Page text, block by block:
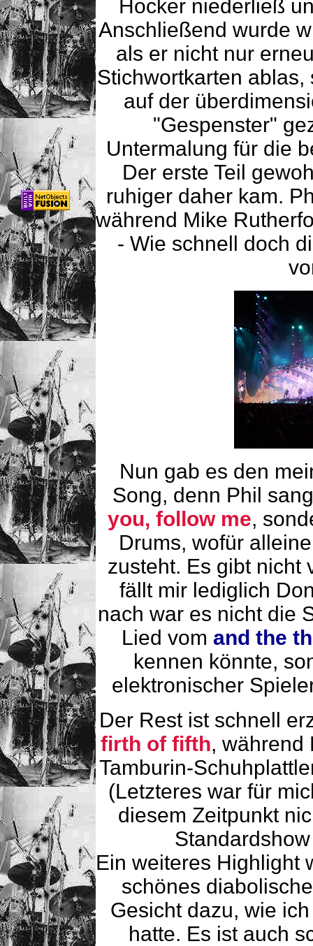
Hocker niederließ
Anschließend wurde
als er nicht nur
Stichwortkarten
auf der
"Gespenster"
Untermalung für die
Der erste Teil
ruhiger daher kam.
während Mike
- Wie schnell doch
Nun gab es den
Song, denn Phil
you, follow me,
Drums, wofür
zusteht. Es gibt nicht
fällt mir lediglich
nach war es nicht die
Lied vom and the
kennen könnte,
elektronischer
Der Rest ist schnell
firth of fifth, während
Tamburin-
(Letzteres war für
diesem Zeitpunkt
Ein weiteres Highlight
schönes
Gesicht dazu, wie
hatte. Es ist auch